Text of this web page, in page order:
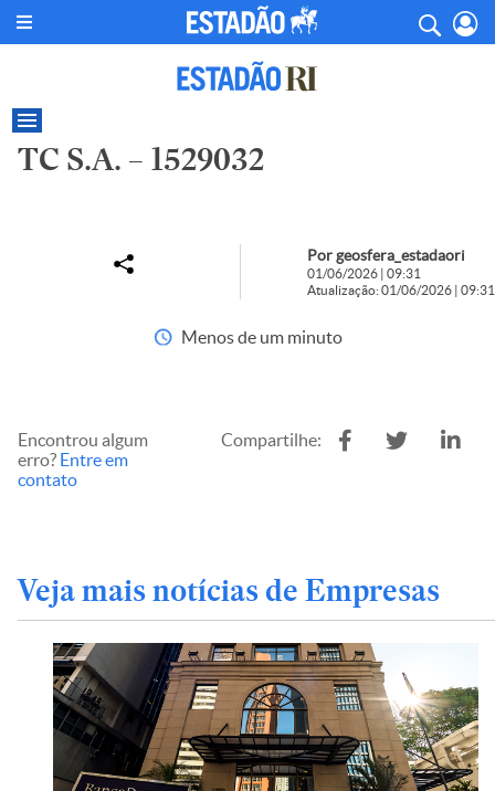
TC S.A. – 1529032
Por geosfera_estadaori
01/06/2026 | 09:31
Atualização: 01/06/2026 | 09:31
Menos de um minuto
Encontrou algum
erro? Entre em
contato
Compartilhe:
Veja mais notícias de Empresas